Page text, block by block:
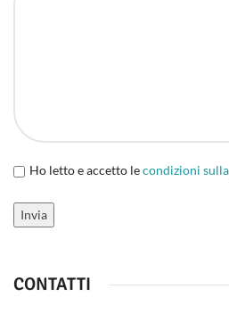
Ho letto e accetto lecondizioni
CONTATTI